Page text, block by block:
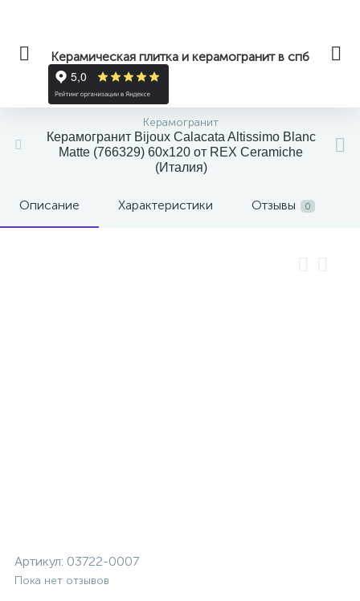
Керамическая плитка и керамогранит в спб
Керамогранит
Керамогранит Bijoux Calacata Altissimo Blanc
Matte (766329) 60x120 от REX Ceramiche
(Италия)
Описание Характеристики Отзывы 0
Артикул: 03722-0007
Пока нет отзывов